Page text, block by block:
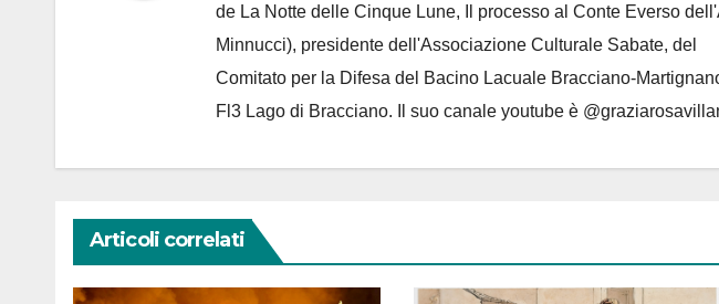
de La Notte delle Cinque Lune, Il processo al Conte Everso
Minnucci), presidente dell'Associazione Culturale Sabate, del
Comitato per la Difesa del Bacino Lacuale Bracciano-
Fl3 Lago di Bracciano. Il suo canale youtube è
Articoli correlati